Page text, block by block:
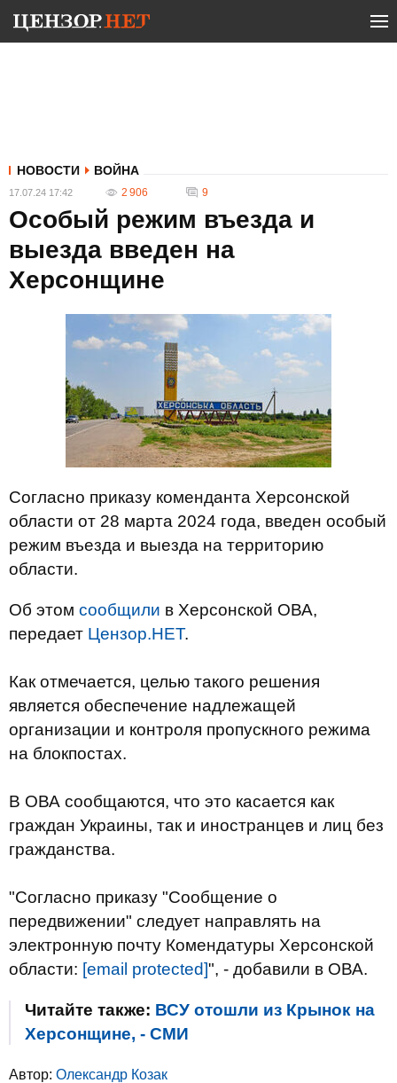
НОВОСТИ ВОЙНА
17.07.24 17:42 2 906 9
Особый режим въезда и
выезда введен на
Херсонщине
Согласно приказу коменданта Херсонской
области от 28 марта 2024 года, введен особый
режим въезда и выезда на территорию
области.
Об этом сообщили в Херсонской ОВА,
передает Цензор.НЕТ.
Как отмечается, целью такого решения
является обеспечение надлежащей
организации и контроля пропускного режима
на блокпостах.
В ОВА сообщаются, что это касается как
граждан Украины, так и иностранцев и лиц без
гражданства.
"Согласно приказу "Сообщение о
передвижении" следует направлять на
электронную почту Комендатуры Херсонской
области: [email protected]", - добавили в ОВА.
Читайте также: ВСУ отошли из Крынок на
Херсонщине, - СМИ
Автор: Олександр Козак